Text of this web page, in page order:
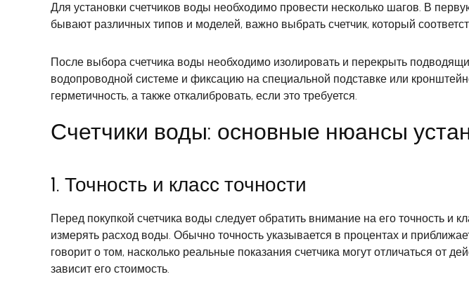
Для установки счетчиков воды необходимо провести несколько шагов. В
бывают различных типов и моделей, важно выбрать счетчик, который
После выбора счетчика воды необходимо изолировать и перекрыть
водопроводной системе и фиксацию на специальной подставке или
герметичность, а также откалибровать, если это требуется.
Счетчики воды: основные нюансы
1. Точность и класс точности
Перед покупкой счетчика воды следует обратить внимание на его точность и
измерять расход воды. Обычно точность указывается в процентах и
говорит о том, насколько реальные показания счетчика могут отличаться от
зависит его стоимость.